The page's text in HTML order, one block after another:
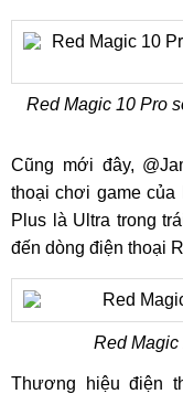
Red Magic 10 Pro
Cũng mới đây,
thoại chơi game của
Plus là Ultra trong
đến dòng điện thoại
Red Magic
Thương hiệu điện